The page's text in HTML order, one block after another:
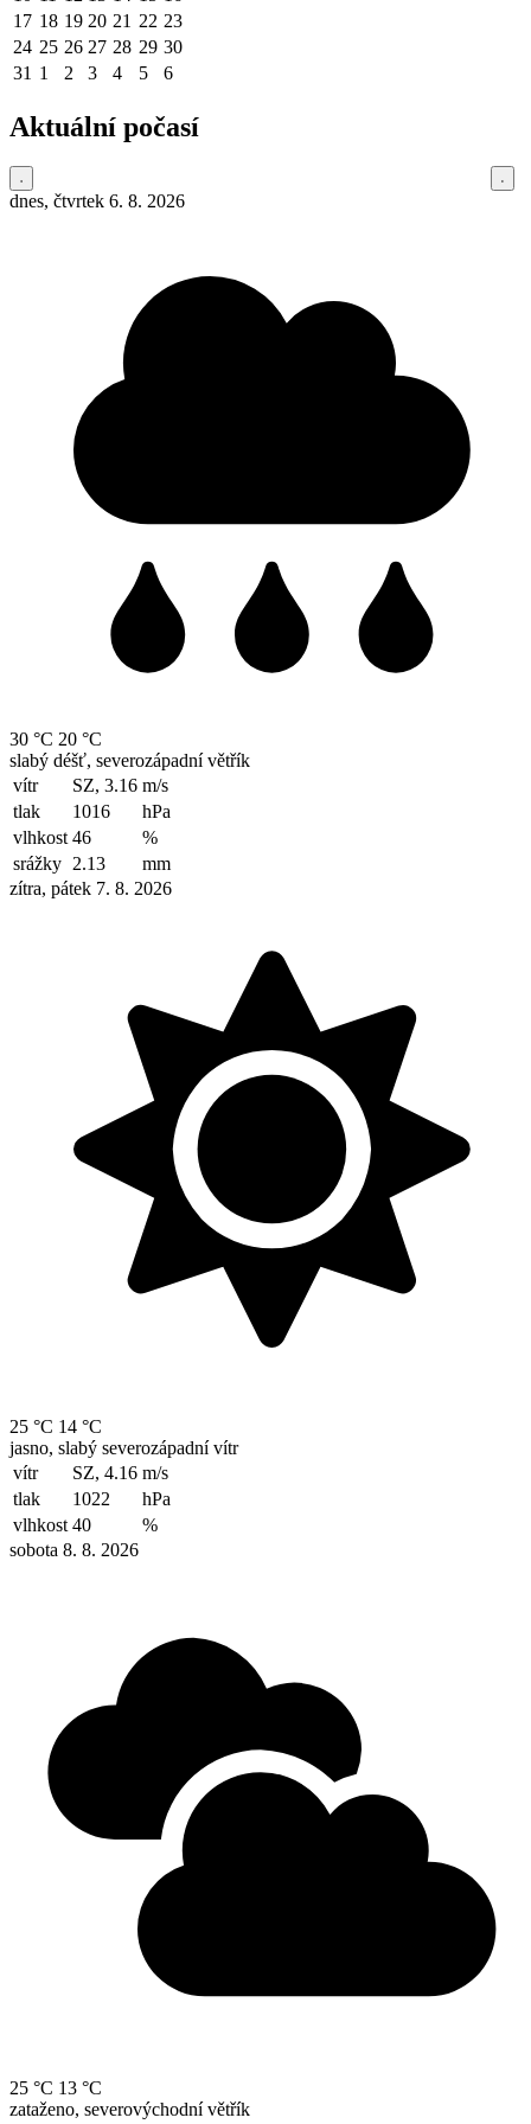
17 18 19 20 21 22 23
24 25 26 27 28 29 30
31 1 2 3 4 5 6
Aktuální počasí
dnes, čtvrtek 6. 8. 2026
30 °C 20 °C
slabý déšť, severozápadní větřík
vítr
SZ, 3.16 m/s
tlak
1016
hPa
vlhkost 46
%
srážky 2.13
mm
zítra, pátek 7. 8. 2026
25 °C 14 °C
jasno, slabý severozápadní vítr
vítr
SZ, 4.16 m/s
tlak
1022
hPa
vlhkost 40
%
sobota 8. 8. 2026
25 °C 13 °C
zataženo, severovýchodní větřík